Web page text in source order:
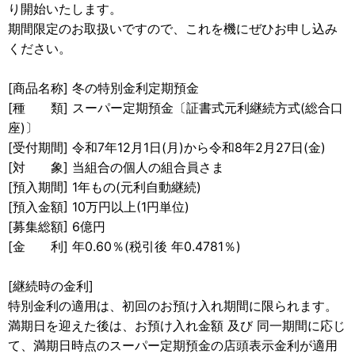
り開始いたします。
期間限定のお取扱いですので、これを機にぜひお申し込み
ください。
[商品名称] 冬の特別金利定期預金
[種 類] スーパー定期預金〔証書式元利継続方式(総合口
座)〕
[受付期間] 令和7年12月1日(月)から令和8年2月27日(金)
[対 象] 当組合の個人の組合員さま
[預入期間] 1年もの(元利自動継続)
[預入金額] 10万円以上(1円単位)
[募集総額] 6億円
[金 利] 年0.60％(税引後 年0.4781％)
[継続時の金利]
特別金利の適用は、初回のお預け入れ期間に限られます。
満期日を迎えた後は、お預け入れ金額 及び 同一期間に応じ
て、満期日時点のスーパー定期預金の店頭表示金利が適用